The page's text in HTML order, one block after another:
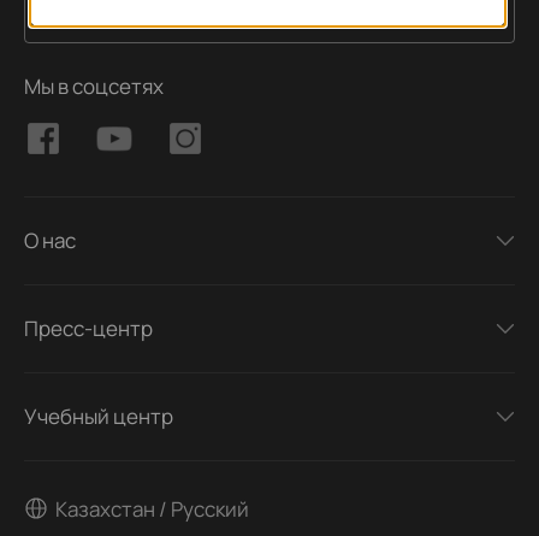
Мы в соцсетях
О нас
Пресс-центр
Учебный центр
Казахстан / Русский